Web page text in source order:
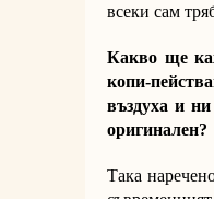
всеки сам
Какво ще
копи-
въздуха и
оригинален?
Така